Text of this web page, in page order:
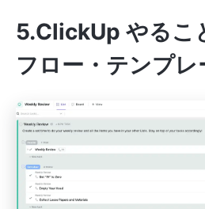
5.ClickUp やるこ
フロー・テンプレ